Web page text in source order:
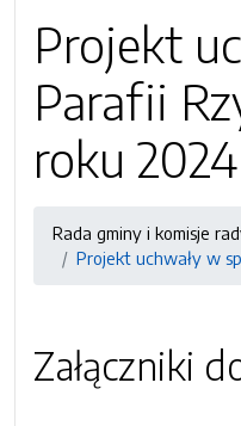
Projekt
Parafii
roku 2024
Rada gminy i komisje
Projekt uchwały w
Załączniki